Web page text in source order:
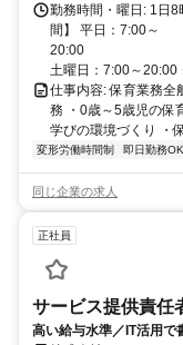
勤務時間・曜日: 1日
間】 平日：7:00～
土曜日：7:00～
仕事内容: 保育業務全
務 ・0歳～5歳児の保
学びの環境づくり ・
変形労働時間制 即日勤務OK
同じ企業の求人
正社員
サービス提供責任
高い給与水準／IT活用で